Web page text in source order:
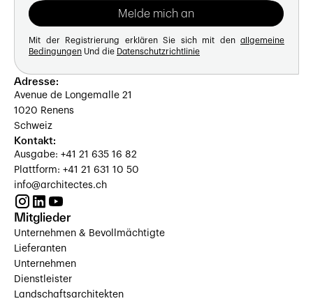
Mit der Registrierung erklären Sie sich mit den allgemeine
Bedingungen Und die Datenschutzrichtlinie
Adresse:
Avenue de Longemalle 21
1020 Renens
Schweiz
Kontakt:
Ausgabe: +41 21 635 16 82
Plattform: +41 21 631 10 50
info@architectes.ch
Mitglieder
Unternehmen & Bevollmächtigte
Lieferanten
Unternehmen
Dienstleister
Landschaftsarchitekten